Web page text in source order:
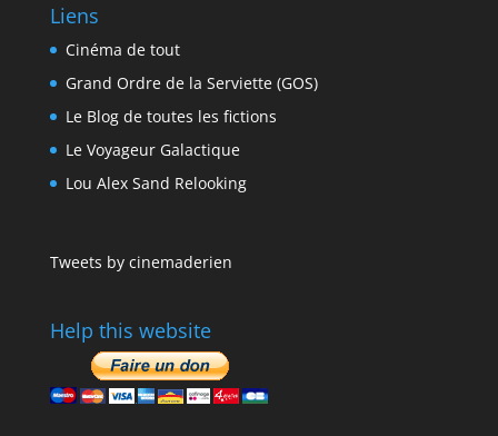
Liens
Cinéma de tout
Grand Ordre de la Serviette (GOS)
Le Blog de toutes les fictions
Le Voyageur Galactique
Lou Alex Sand Relooking
Tweets by cinemaderien
Help this website